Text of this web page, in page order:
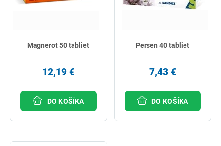
Magnerot 50 tabliet
12,19 €
DO KOŠÍKA
Persen 40 tabliet
7,43 €
DO KOŠÍKA